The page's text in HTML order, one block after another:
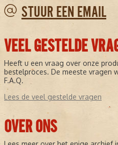
STUUR EEN EMAIL
VEEL GESTELDE
Heeft u een vraag over onze
bestelproces. De meeste vragen
F.A.Q.
Lees de veel gestelde vragen
OVER ONS